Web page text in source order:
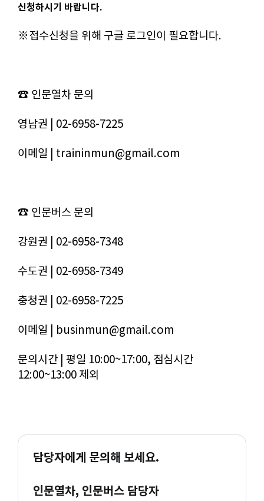
신청하시기 바랍니다.
※접수신청을 위해 구글 로그인이 필요합니다.
☎ 인문열차 문의
영남권 | 02-6958-7225
이메일 | traininmun@gmail.com
☎ 인문버스 문의
강원권 | 02-6958-7348
수도권 | 02-6958-7349
충청권 | 02-6958-7225
이메일 | businmun@gmail.com
문의시간 | 평일 10:00~17:00, 점심시간
12:00~13:00 제외
담당자에게 문의해 보세요.
인문열차, 인문버스 담당자